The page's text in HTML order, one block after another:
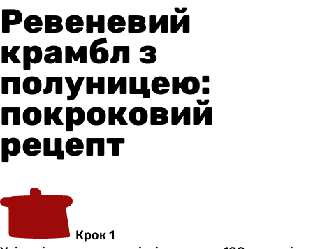
Ревеневий
крамбл з
полуницею:
покроковий
рецепт
Крок 1